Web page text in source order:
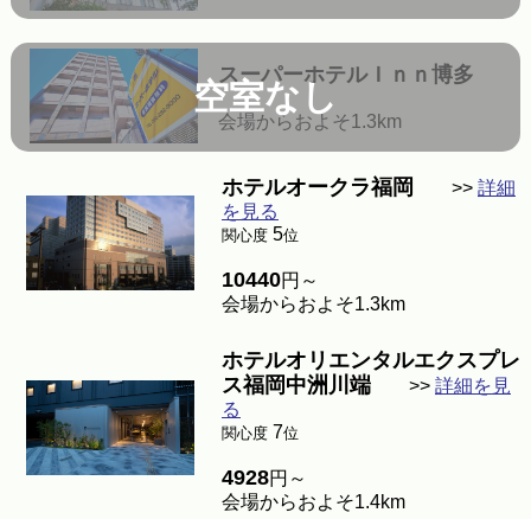
空室なし
スーパーホテルＩｎｎ博多
会場からおよそ1.3km
ホテルオークラ福岡 >> 詳細
を見る
関心度 5位
10440円～
会場からおよそ1.3km
ホテルオリエンタルエクスプレ
ス福岡中洲川端 >> 詳細を見
る
関心度 7位
4928円～
会場からおよそ1.4km